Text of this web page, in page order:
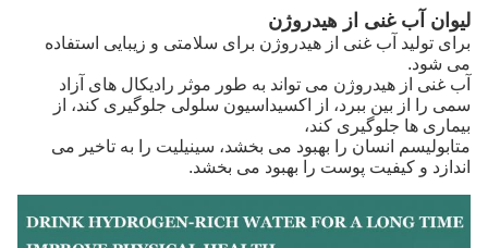
لیوان آب غنی از هیدروژن
برای تولید آب غنی از هیدروژن برای سلامتی و زیبایی استفاده
می شود.
آب غنی از هیدروژن می تواند به طور موثر رادیکال های آزاد
سمی را از بین ببرد، از اکسیداسیون سلولی جلوگیری کند، از
بیماری ها جلوگیری کند،
متابولیسم انسان را بهبود می بخشد، سینیلیت را به تاخیر می
اندازد و کیفیت پوست را بهبود می بخشد.